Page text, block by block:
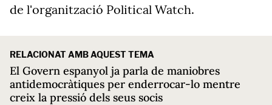
de l'organització Political Watch.
RELACIONAT AMB AQUEST TEMA
El Govern espanyol ja parla de maniobres
antidemocràtiques per enderrocar-lo mentre
creix la pressió dels seus socis